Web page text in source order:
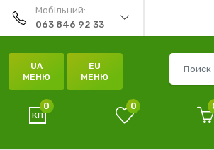
Мобільний:
063 846 92 33
UA
МЕНЮ
EU
МЕНЮ
0 0